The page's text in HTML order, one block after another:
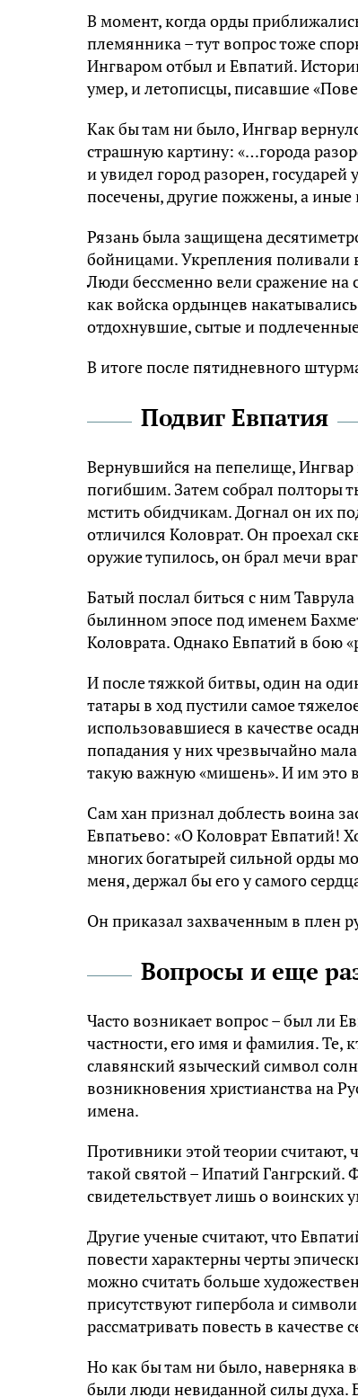
В момент, когда орды
племянника – тут вопрос тоже
Ингваром отбыл и Евпатий.
умер, и летописцы, писавшие
Как бы там ни было, Ингвар
страшную картину: «…города
и увидел город разорен,
посечены, другие пожжены, а иные
Рязань была защищена
бойницами. Укрепления поливали
Люди бессменно вели сражение на
как войска ордынцев
отдохнувшие, сытые и
В итоге после пятидневного
Подвиг Евпатия
Вернувшийся на пепелище, Ингвар
погибшим. Затем собрал полторы
мстить обидчикам. Догнал он их
отличился Коловрат. Он проехал
оружие тупилось, он брал мечи
Батый послал биться с ним
былинном эпосе под именем
Коловрата. Однако Евпатий в бою
И после тяжкой битвы, один на
татары в ход пустили самое
использовавшиеся в качестве
попадания у них чрезвычайно
такую важную «мишень». И им это
Сам хан признал доблесть воина
Евпатьево: «О Коловрат Евпатий!
многих богатырей сильной орды
меня, держал бы его у самого
Он приказал захваченным в плен
Вопросы и еще
Часто возникает вопрос – был ли
частности, его имя и фамилия. Те,
славянский языческий символ
возникновения христианства на
имена.
Противники этой теории считают,
такой святой – Ипатий
свидетельствует лишь о воинских
Другие ученые считают, что
повести характерны черты
можно считать больше
присутствуют гипербола и
рассматривать повесть в качестве
Но как бы там ни было, наверняка
были люди невиданной силы духа.